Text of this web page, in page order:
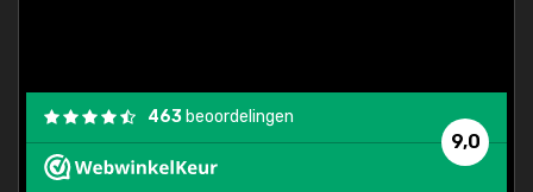
9,0
463 beoordelingen